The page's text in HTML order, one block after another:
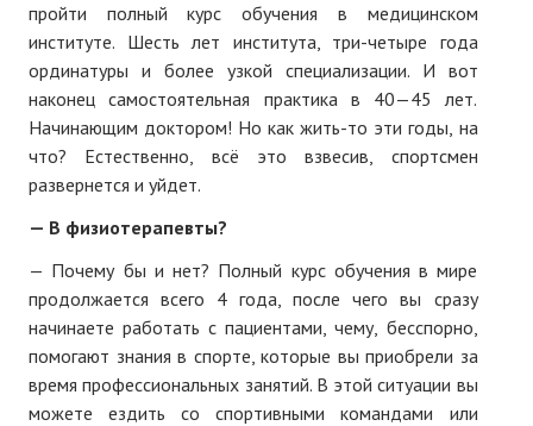
Е. Богатырев «Повесть об олимпийском характере»
В. Щагин «Мяч и время»
ПОДПИСКА
Наложенный платеж
Подписка 2026
Подписка онлайн на печатную версию
ТАКОВА СПОРТИВНАЯ ЖИЗНЬ
КОНТАКТЫ
пройти полный курс обучения в медицинском
институте. Шесть лет института, три-четыре года
ординатуры и более узкой специализации. И вот
наконец самостоятельная практика в 40—45 лет.
Начинающим доктором! Но как жить-то эти годы, на
что? Естественно, всё это взвесив, спортсмен
развернется и уйдет.
— В физиотерапевты?
— Почему бы и нет? Полный курс обучения в мире
продолжается всего 4 года, после чего вы сразу
начинаете работать с пациентами, чему, бесспорно,
помогают знания в спорте, которые вы приобрели за
время профессиональных занятий. В этой ситуации вы
можете ездить со спортивными командами или